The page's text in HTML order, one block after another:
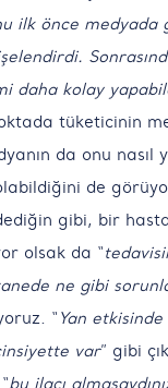
ilk önce medyada
daha kolay
tüketicinin
da onu
de
gibi, bir
olsak da “
ne gibi
“ Yan
var” gibi
bu ilacı